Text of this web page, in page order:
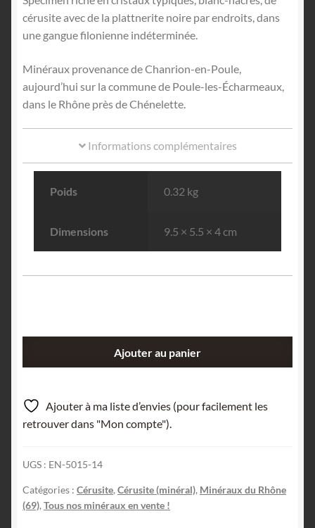
cérusite avec de la plattnerite noire par endroits, dans
une gangue filonienne indéterminée.
Minéraux provenance de Chanrion-en-Poule,
aujourd’hui sur la commune de Poule-les-Écharmeaux,
dans le Rhône près de Chénelette.
Informations complémentaires
Poids 0.32 kg
Dimensions 9.5 × 5.5 × 4 cm
et
Plattnerite,
Chanrion-
Poule,
Rhône.
Ajouter au panier
Ajouter à ma liste d’envies (pour facilement les
retrouver dans "Mon compte").
UGS : EN-5015-14
Catégories : Cérusite, Cérusite (minéral), Minéraux du Rhône
(69), Tous nos minéraux en vente !